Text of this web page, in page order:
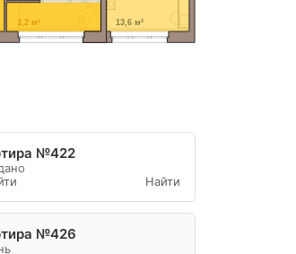
13,6 м²
3,2 м²
№422
Найти
№426